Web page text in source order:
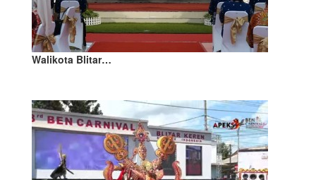
Walikota Blitar…